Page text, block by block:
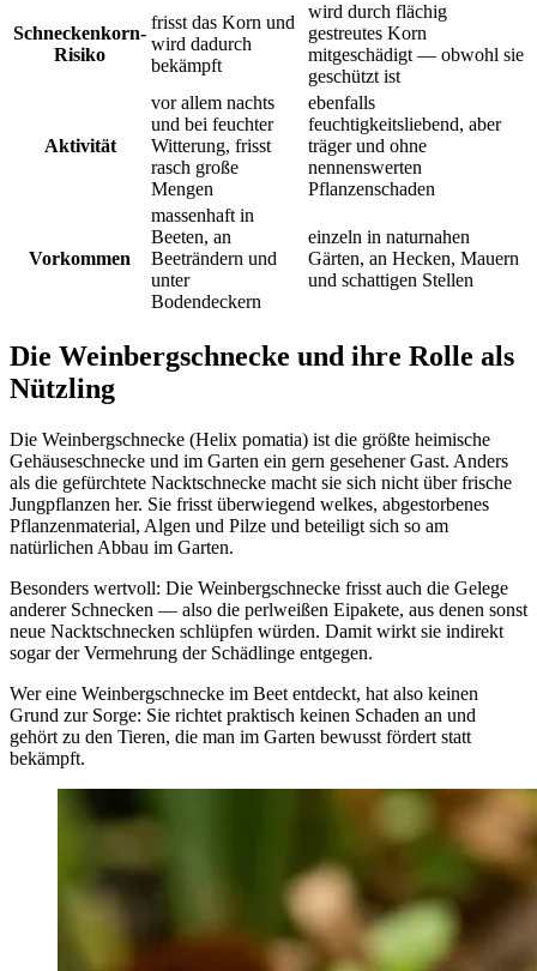
Schneckenkorn-
Risiko
frisst das Korn und
wird dadurch
bekämpft
wird durch flächig
gestreutes Korn
mitgeschädigt — obwohl sie
geschützt ist
Aktivität
vor allem nachts
und bei feuchter
Witterung, frisst
rasch große
Mengen
ebenfalls
feuchtigkeitsliebend, aber
träger und ohne
nennenswerten
Pflanzenschaden
Vorkommen
massenhaft in
Beeten, an
Beeträndern und
unter
Bodendeckern
einzeln in naturnahen
Gärten, an Hecken, Mauern
und schattigen Stellen
Die Weinbergschnecke und ihre Rolle als
Nützling
Die Weinbergschnecke (Helix pomatia) ist die größte heimische
Gehäuseschnecke und im Garten ein gern gesehener Gast. Anders
als die gefürchtete Nacktschnecke macht sie sich nicht über frische
Jungpflanzen her. Sie frisst überwiegend welkes, abgestorbenes
Pflanzenmaterial, Algen und Pilze und beteiligt sich so am
natürlichen Abbau im Garten.
Besonders wertvoll: Die Weinbergschnecke frisst auch die Gelege
anderer Schnecken — also die perlweißen Eipakete, aus denen sonst
neue Nacktschnecken schlüpfen würden. Damit wirkt sie indirekt
sogar der Vermehrung der Schädlinge entgegen.
Wer eine Weinbergschnecke im Beet entdeckt, hat also keinen
Grund zur Sorge: Sie richtet praktisch keinen Schaden an und
gehört zu den Tieren, die man im Garten bewusst fördert statt
bekämpft.